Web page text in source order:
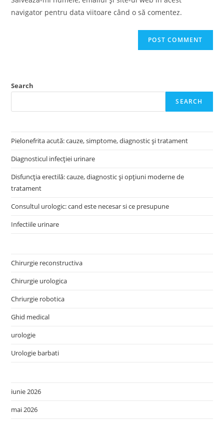
navigator pentru data viitoare când o să comentez.
Search
SEARCH
Pielonefrita acută: cauze, simptome, diagnostic și tratament
Diagnosticul infecției urinare
Disfuncția erectilă: cauze, diagnostic și opțiuni moderne de
tratament
Consultul urologic: cand este necesar si ce presupune
Infectiile urinare
Chirurgie reconstructiva
Chirurgie urologica
Chriurgie robotica
Ghid medical
urologie
Urologie barbati
iunie 2026
mai 2026